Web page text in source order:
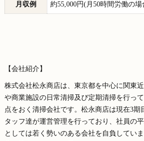
月収例 約55,000円(月50時間労働の場
【会社紹介】
株式会社松永商店は、東京都を中心に関東
や商業施設の日常清掃及び定期清掃を行っ
点をおく清掃会社です。松永商店は現在3期
タッフ達が運営管理を行っており、社員の
としては若く勢いのある会社を自負してい